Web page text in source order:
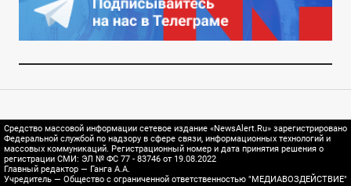
Средство массовой информации сетевое издание «NewsAlert.Ru» зарегистрировано
Федеральной службой по надзору в сфере связи, информационных технологий и
массовых коммуникаций. Регистрационный номер и дата принятия решения о
регистрации СМИ: ЭЛ № ФС 77 - 83746 от 19.08.2022
Главный редактор — Ганга А.А.
Учредитель — Общество с ограниченной ответственностью "МЕДИАВОЗДЕЙСТВИЕ"